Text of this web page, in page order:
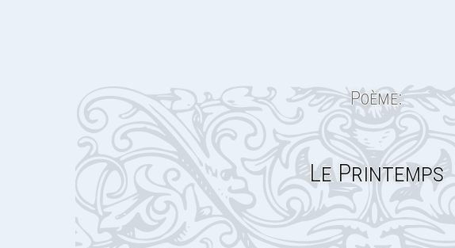
Poème:
Le Printemps